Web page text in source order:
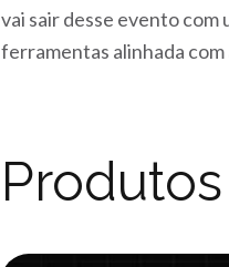
vai sair desse evento
ferramentas alinhada com